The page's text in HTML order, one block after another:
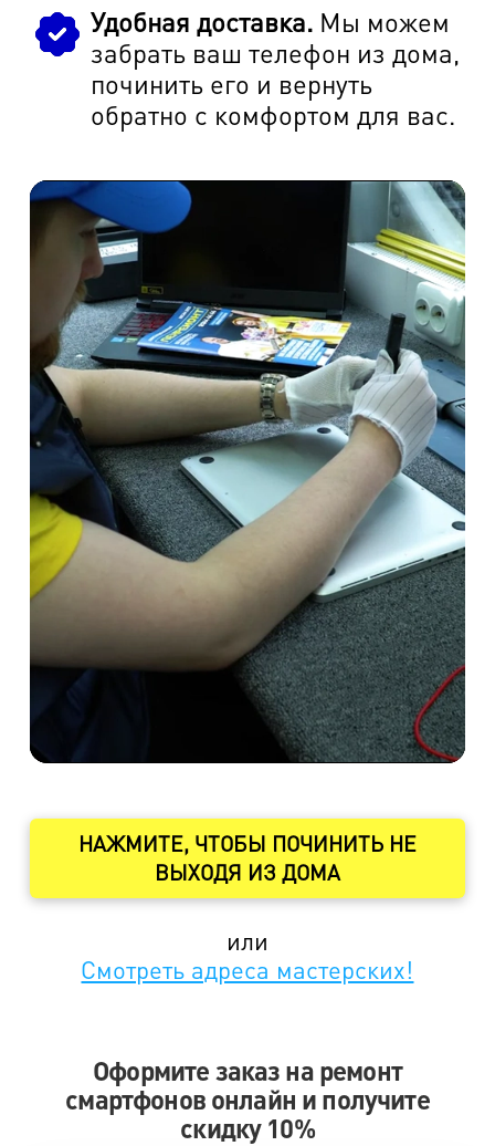
Удобная доставка.Мы можем
забрать ваш телефон из дома,
починить его и вернуть
обратно с комфортом для вас.
НАЖМИТЕ, ЧТОБЫ ПОЧИНИТЬ НЕ
ВЫХОДЯ ИЗ ДОМА
или
Смотреть адреса мастерских!
Оформите заказ на ремонт
смартфонов онлайн и получите
скидку 10%